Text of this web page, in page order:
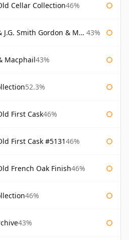
Cellar Collection46%
Smith Gordon & Macphail 43%
Macphail43%
52.3%
First Cask46%
First Cask #513146%
French Oak Finish46%
46%
43%